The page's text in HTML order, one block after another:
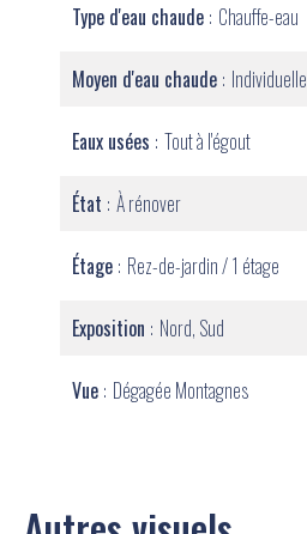
Type d'eau chaude Chauffe-eau
Moyen d'eau chaude Individuelle
Eaux usées Tout à l'égout
État À rénover
Étage Rez-de-jardin / 1 étage
Exposition Nord, Sud
Vue Dégagée Montagnes